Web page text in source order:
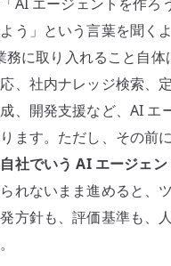
う」という言葉を聞く
務に取り入れること自体
、社内ナレッジ検索、
、開発支援など、AI エ
ます。ただし、その前
自社でいう AI エージェ
れないまま進めると、
方針も、評価基準も、